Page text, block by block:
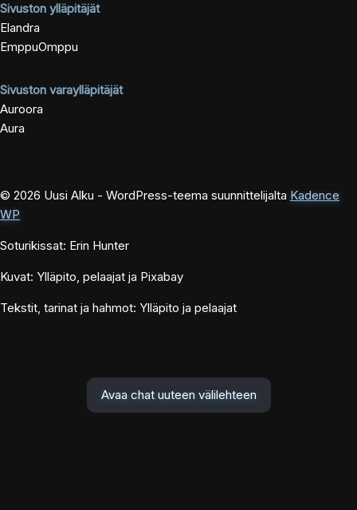
Sivuston ylläpitäjät
Elandra
EmppuOmppu
Sivuston varaylläpitäjät
Auroora
Aura
© 2026 Uusi Alku - WordPress-teema suunnittelijalta Kadence
WP
Soturikissat: Erin Hunter
Kuvat: Ylläpito, pelaajat ja Pixabay
Tekstit, tarinat ja hahmot: Ylläpito ja pelaajat
Avaa chat uuteen välilehteen